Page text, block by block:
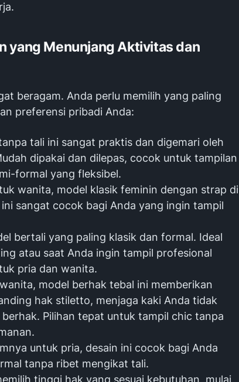
yang Menunjang Aktivitas dan
beragam. Anda perlu memilih yang paling
preferensi pribadi Anda:
tali ini sangat praktis dan digemari oleh
dipakai dan dilepas, cocok untuk tampilan
formal yang fleksibel.
wanita, model klasik feminin dengan strap di
sangat cocok bagi Anda yang ingin tampil
bertali yang paling klasik dan formal. Ideal
atau saat Anda ingin tampil profesional
pria dan wanita.
model berhak tebal ini memberikan
hak stiletto, menjaga kaki Anda tidak
Pilihan tepat untuk tampil chic tanpa
untuk pria, desain ini cocok bagi Anda
tanpa ribet mengikat tali.
tinggi hak yang sesuai kebutuhan, mulai